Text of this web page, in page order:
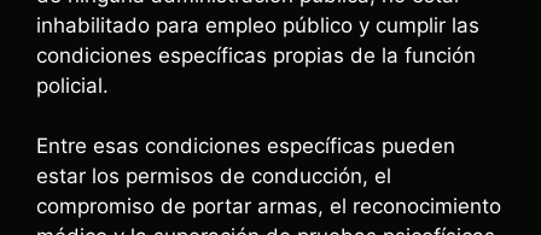
inhabilitado para empleo público y cumplir las
condiciones específicas propias de la función
policial.
Entre esas condiciones específicas pueden
estar los permisos de conducción, el
compromiso de portar armas, el reconocimiento